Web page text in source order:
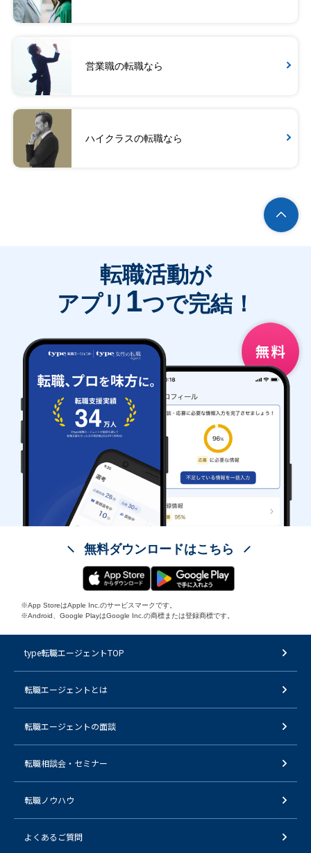
営業職の転職なら
ハイクラスの転職なら
転職活動が
アプリ 1つで完結！
無料ダウンロードはこちら
※App StoreはApple Inc.のサービスマークです。
※Android、Google PlayはGoogle Inc.の商標または登録商標です。
type転職エージェントTOP
転職エージェントとは
転職エージェントの面談
転職相談会・セミナー
転職ノウハウ
よくあるご質問